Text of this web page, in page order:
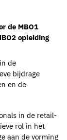
de MBO1
opleiding
de
bijdrage
en de
in de retail-
rol in het
aan de vorming